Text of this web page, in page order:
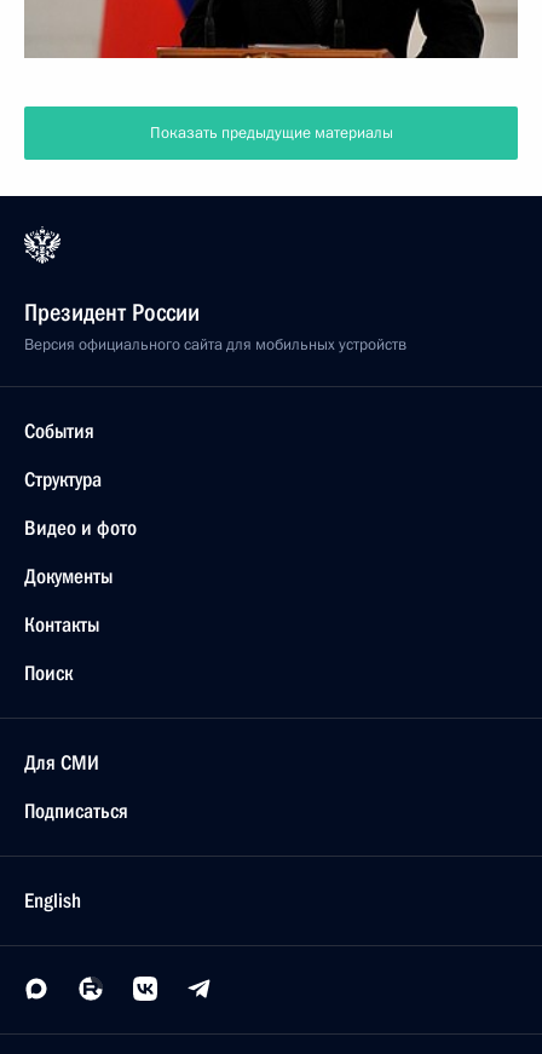
Показать предыдущие материалы
Президент России
Версия официального сайта для мобильных устройств
События
Структура
Видео и фото
Документы
Контакты
Поиск
Для СМИ
Подписаться
English